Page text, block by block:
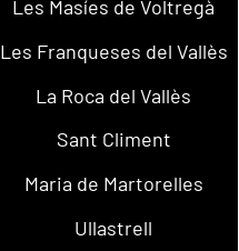
Les Masíes de Voltregà
Les Franqueses del Vallès
La Roca del Vallès
Sant Climent
Maria de Martorelles
Ullastrell